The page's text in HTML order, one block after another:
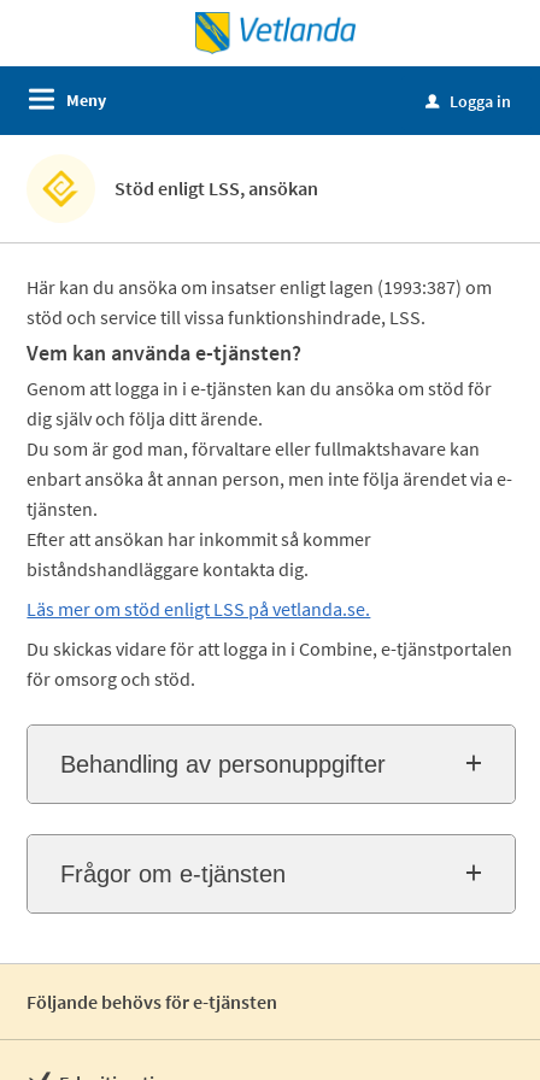
Meny u Logga in
Stöd enligt LSS, ansökan
Här kan du ansöka om insatser enligt lagen (1993:387) om
stöd och service till vissa funktionshindrade, LSS.
Vem kan använda e-tjänsten?
Genom att logga in i e-tjänsten kan du ansöka om stöd för
dig själv och följa ditt ärende.
Du som är god man, förvaltare eller fullmaktshavare kan
enbart ansöka åt annan person, men inte följa ärendet via e-
tjänsten.
Efter att ansökan har inkommit så kommer
biståndshandläggare kontakta dig.
Läs mer om stöd enligt LSS på vetlanda.se.
Du skickas vidare för att logga in i Combine, e-tjänstportalen
för omsorg och stöd.
Behandling av personuppgifter
Frågor om e-tjänsten
Följande behövs för e-tjänsten